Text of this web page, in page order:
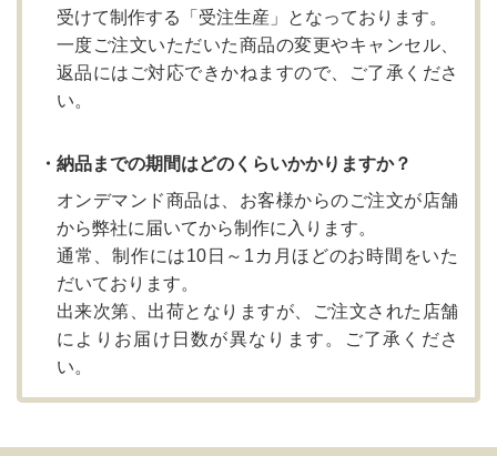
受けて制作する「受注生産」となっております。
一度ご注文いただいた商品の変更やキャンセル、
返品にはご対応できかねますので、ご了承くださ
い。
・納品までの期間はどのくらいかかりますか？
オンデマンド商品は、お客様からのご注文が店舗
から弊社に届いてから制作に入ります。
通常、制作には10日～1カ月ほどのお時間をいた
だいております。
出来次第、出荷となりますが、ご注文された店舗
によりお届け日数が異なります。ご了承くださ
い。